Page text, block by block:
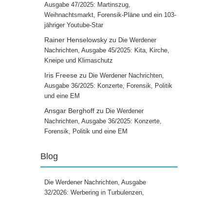
Ausgabe 47/2025: Martinszug,
Weihnachtsmarkt, Forensik-Pläne und ein 103-
jähriger Youtube-Star
Rainer Henselowsky zu Die Werdener
Nachrichten, Ausgabe 45/2025: Kita, Kirche,
Kneipe und Klimaschutz
Iris Freese zu Die Werdener Nachrichten,
Ausgabe 36/2025: Konzerte, Forensik, Politik
und eine EM
Ansgar Berghoff zu Die Werdener
Nachrichten, Ausgabe 36/2025: Konzerte,
Forensik, Politik und eine EM
Blog
Die Werdener Nachrichten, Ausgabe
32/2026: Werbering in Turbulenzen,